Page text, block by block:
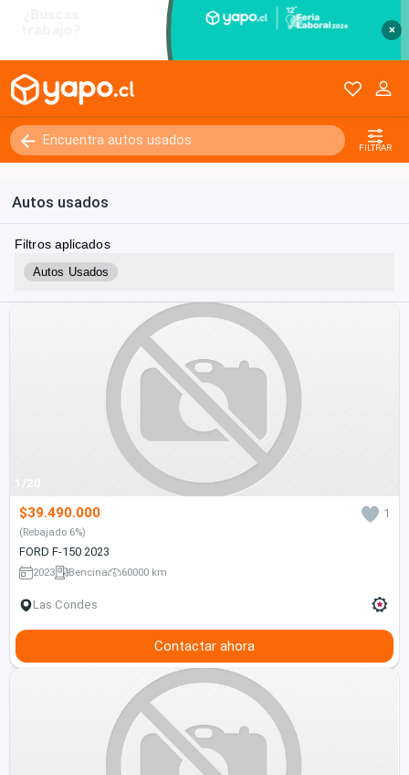
×
FILTRAR
Autos usados
Filtros aplicados
Autos Usados
1/20
$39.490.000 1
(Rebajado 6%)
FORD F-150 2023
2023 Bencina 60000 km
Las Condes
Contactar ahora